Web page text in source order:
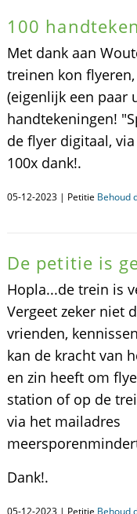
100
Met dank aan
treinen kon
(eigenlijk een paar
handtekeningen!
de flyer digitaal,
100x dank!.
05-12-2023 | Petitie Behoud
De petitie is
Hopla...de trein is
Vergeet zeker niet
vrienden,
kan de kracht van
en zin heeft om
station of op de
via het mailadres
Dank!.
05-12-2023 | Petitie Behoud